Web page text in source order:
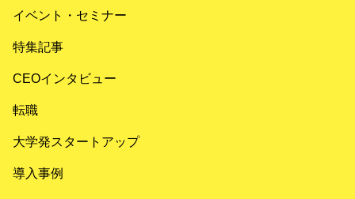
イベント・セミナー
特集記事
CEOインタビュー
転職
大学発スタートアップ
導入事例